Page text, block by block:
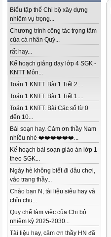
Biểu tập thể Chi bộ xây dựng
nhiệm vụ trọng...
Chương trình công tác trọng tâm
của cá nhân Quý...
rất hay...
Kế hoạch giảng dạy lớp 4 SGK -
KNTT Môn...
Toán 1 KNTT. Bài 1 Tiết 2....
Toán 1 KNTT. Bài 1 Tiết 1....
Toán 1 KNTT. Bài Các số từ 0
đến 10...
Bài soạn hay. Cảm ơn thầy Nam
nhiều nhé ❤️❤️❤️❤️❤️❤️...
Kế hoạch bài soạn giáo án lớp 1
theo SGK...
Ngày hè không biết đi đâu chơi,
vào trang thầy...
Chào bạn N, tài liệu siêu hay và
chỉn chu...
Quy chế làm việc của Chi bộ
nhiệm kỳ 2025-2030...
Tài liệu hay, cảm ơn thầy HN đã